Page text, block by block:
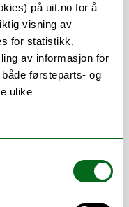
på uit.no for å
visning av
for statistikk,
av informasjon for
førsteparts- og
ulike
for